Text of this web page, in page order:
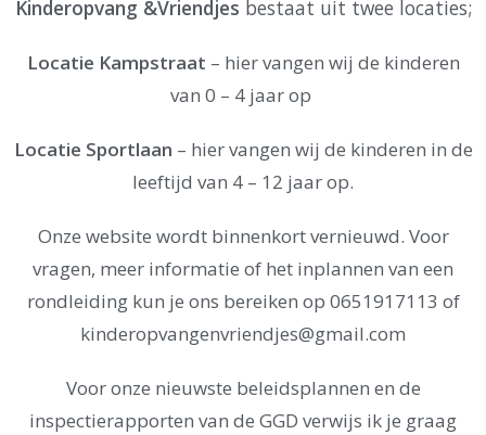
Kinderopvang &Vriendjes bestaat uit twee locaties;
Locatie Kampstraat – hier vangen wij de kinderen
van 0 – 4 jaar op
Locatie Sportlaan – hier vangen wij de kinderen in de
leeftijd van 4 – 12 jaar op.
Onze website wordt binnenkort vernieuwd. Voor
vragen, meer informatie of het inplannen van een
rondleiding kun je ons bereiken op 0651917113 of
kinderopvangenvriendjes@gmail.com
Voor onze nieuwste beleidsplannen en de
inspectierapporten van de GGD verwijs ik je graag